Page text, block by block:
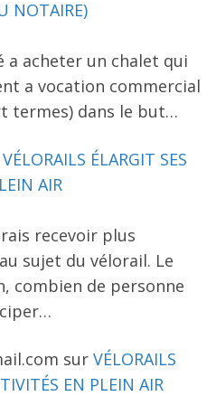
NOTAIRE)
a acheter un chalet qui
a vocation commercial
termes) dans le but…
VÉLORAILS ÉLARGIT SES
AIR
recevoir plus
sujet du vélorail. Le
combien de personne
sur VÉLORAILS
EN PLEIN AIR